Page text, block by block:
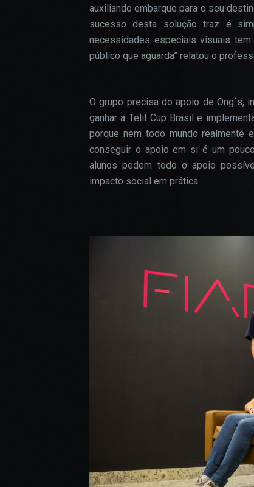
auxiliando embarque para o seu
sucesso desta solução traz é
necessidades especiais visuais
público que aguarda” relatou o
O grupo precisa do apoio de Ong´s,
ganhar a Telit Cup Brasil e
porque nem todo mundo realmente
conseguir o apoio em si é um
alunos pedem todo o apoio
impacto social em prática.